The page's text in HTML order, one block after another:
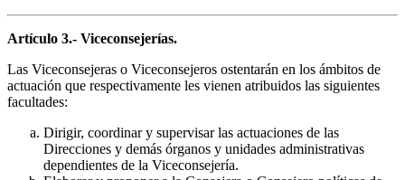
Artículo 3.- Viceconsejerías.
Las Viceconsejeras o Viceconsejeros ostentarán en los ámbitos de
actuación que respectivamente les vienen atribuidos las siguientes
facultades:
Dirigir, coordinar y supervisar las actuaciones de las
Direcciones y demás órganos y unidades administrativas
dependientes de la Viceconsejería.